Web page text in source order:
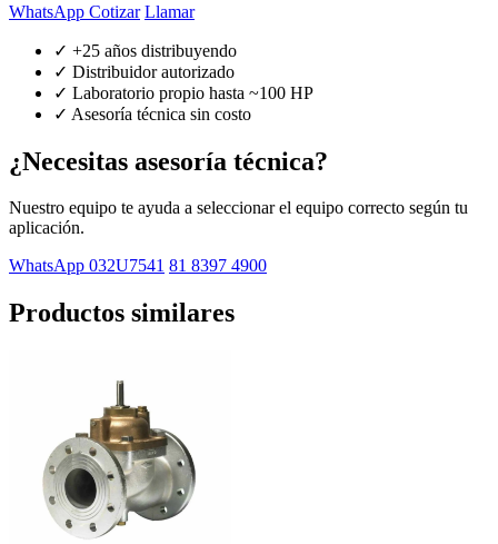
WhatsApp Cotizar Llamar
✓ +25 años distribuyendo
✓ Distribuidor autorizado
✓ Laboratorio propio hasta ~100 HP
✓ Asesoría técnica sin costo
¿Necesitas asesoría técnica?
Nuestro equipo te ayuda a seleccionar el equipo correcto según tu
aplicación.
WhatsApp 032U7541 81 8397 4900
Productos similares